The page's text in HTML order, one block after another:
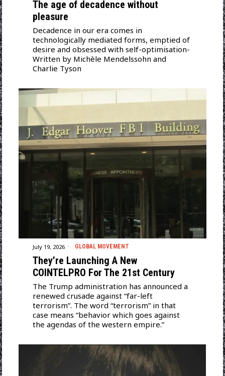
Τhe age of decadence without
pleasure
Decadence in our era comes in
technologically mediated forms, emptied of
desire and obsessed with self-optimisation-
Written by Michèle Mendelssohn and
Charlie Tyson
July 19, 2026 GLOBAL MOVEMENT
They’re Launching A New
COINTELPRO For The 21st Century
The Trump administration has announced a
renewed crusade against “far-left
terrorism”. The word “terrorism” in that
case means “behavior which goes against
the agendas of the western empire.”